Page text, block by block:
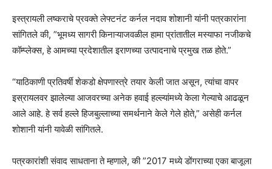
इस्त्रायली लष्कराचे प्रवक्ते लेफ्टनंट कर्नल नदाव शोशानी यांनी पत्रकारांना
सांगितले की, ”भूमध्य सागरी किनाऱ्याजवळील हामा प्रांतातील मस्याफा नजीकचे
कॉम्प्लेक्स, हे आमच्या प्रदेशातील इराणच्या उत्पादनाचे प्रमुख तळ होते.”
“याठिकाणी प्रतिवर्षी शेकडो क्षेपणास्त्रे तयार केली जात असून, त्यांचा वापर
इस्रायलवर झालेल्या आजवरच्या अनेक हवाई हल्ल्यांमध्ये केला गेल्याचे आढळून
आले आहे. हे सर्व हल्ले हिजबुल्लाच्या समर्थनाने केले गेले होते,” असेही कर्नल
शोशानी यांनी यावेळी सांगितले.
पत्रकारांशी संवाद साधताना ते म्हणाले, की ”2017 मध्ये डोंगराच्या एका बाजूला